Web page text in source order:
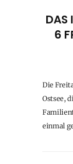
DAS
6
Die
Ostsee,
einmal